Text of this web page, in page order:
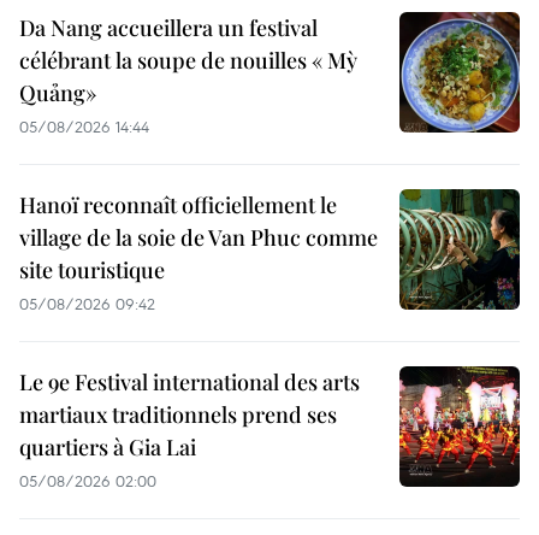
Da Nang accueillera un festival
célébrant la soupe de nouilles « Mỳ
Quảng»
05/08/2026 14:44
Hanoï reconnaît officiellement le
village de la soie de Van Phuc comme
site touristique
05/08/2026 09:42
Le 9e Festival international des arts
martiaux traditionnels prend ses
quartiers à Gia Lai
05/08/2026 02:00